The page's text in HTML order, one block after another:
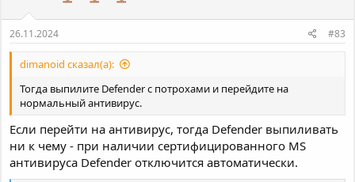
26.11.2024 #83
dimanoid сказал(а):
Тогда выпилите Defender с потрохами и перейдите на
нормальный антивирус.
Если перейти на антивирус, тогда Defender выпиливать
ни к чему - при наличии сертифицированного MS
антивируса Defender отключится автоматически.